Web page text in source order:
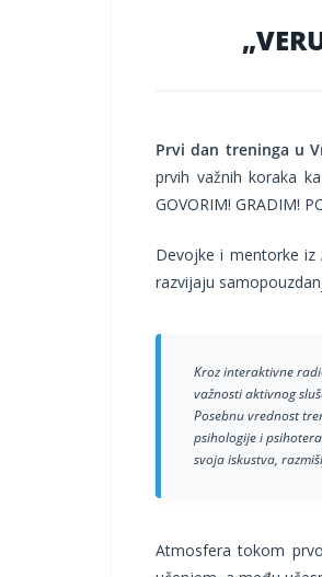
Prvi dan treninga u
prvih važnih koraka
GOVORIM! GRADIM!
Devojke i mentorke iz
razvijaju
Kroz interaktivne
važnosti aktivnog
Posebnu vrednost
psihologije i
svoja iskustva,
Atmosfera tokom